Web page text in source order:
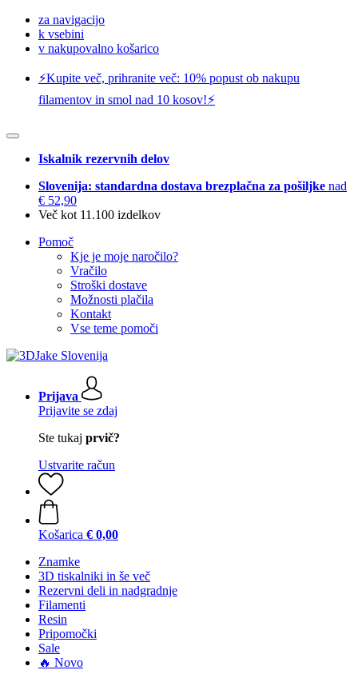
za navigacijo
k vsebini
v nakupovalno košarico
⚡️Kupite več, prihranite več: 10% popust ob nakupu
filamentov in smol nad 10 kosov!⚡️
Iskalnik rezervnih delov
Slovenija: standardna dostava brezplačna za pošiljke nad
€ 52,90
Več kot 11.100 izdelkov
Pomoč
Kje je moje naročilo?
Vračilo
Stroški dostave
Možnosti plačila
Kontakt
Vse teme pomoči
Prijava
Prijavite se zdaj
Ste tukaj prvič?
Ustvarite račun
Košarica € 0,00
Znamke
3D tiskalniki in še več
Rezervni deli in nadgradnje
Filamenti
Resin
Pripomočki
Sale
🔥 Novo